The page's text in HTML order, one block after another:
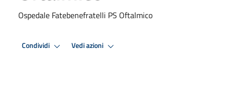
Ospedale Fatebenefratelli PS Oftalmico
Condividi Vedi azioni